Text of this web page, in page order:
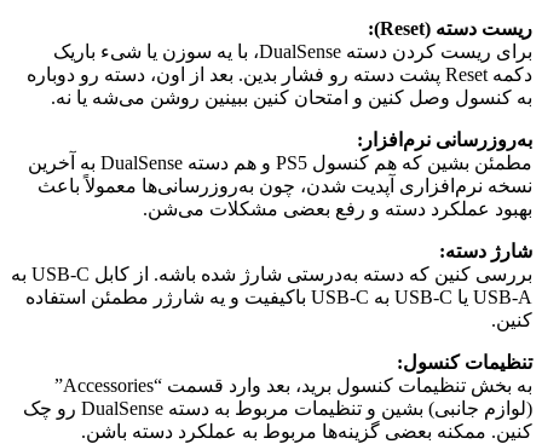
ریست دسته (Reset):
برای ریست کردن دسته DualSense، با یه سوزن یا شیء باریک
دکمه Reset پشت دسته رو فشار بدین. بعد از اون، دسته رو دوباره
به کنسول وصل کنین و امتحان کنین ببینین روشن می‌شه یا نه.
به‌روزرسانی نرم‌افزار:
مطمئن بشین که هم کنسول PS5 و هم دسته DualSense به آخرین
نسخه نرم‌افزاری آپدیت شدن، چون به‌روزرسانی‌ها معمولاً باعث
بهبود عملکرد دسته و رفع بعضی مشکلات می‌شن.
شارژ دسته:
بررسی کنین که دسته به‌درستی شارژ شده باشه. از کابل USB-C به
USB-A یا USB-C به USB-C باکیفیت و یه شارژر مطمئن استفاده
کنین.
تنظیمات کنسول:
به بخش تنظیمات کنسول برید، بعد وارد قسمت “Accessories”
(لوازم جانبی) بشین و تنظیمات مربوط به دسته DualSense رو چک
کنین. ممکنه بعضی گزینه‌ها مربوط به عملکرد دسته باشن.